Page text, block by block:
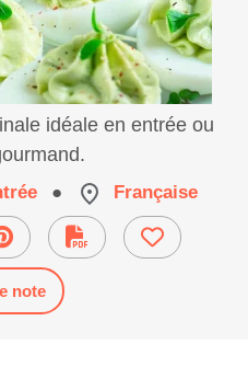
à l’avocat, une
idéale en entrée ou
● Française
note